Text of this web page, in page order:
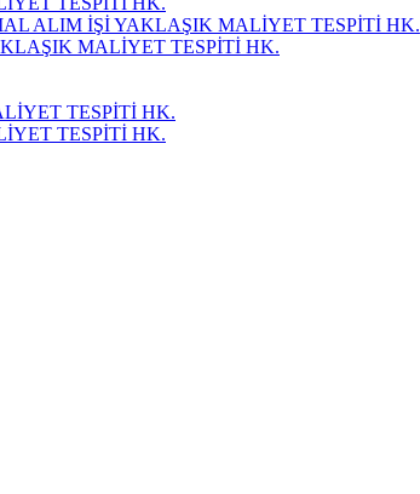
ALIM İŞİ YAKLAŞIK MALİYET TESPİTİ HK.
MALİYET TESPİTİ HK.
TESPİTİ HK.
TESPİTİ HK.